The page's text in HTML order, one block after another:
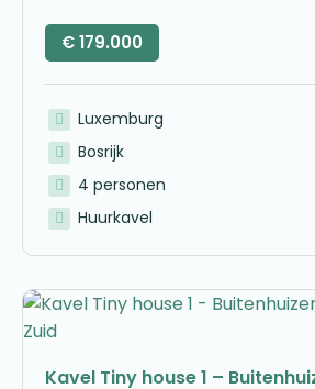
€179.000
Luxemburg
Bosrijk
4 personen
Huurkavel
Kavel Tiny house 1 –